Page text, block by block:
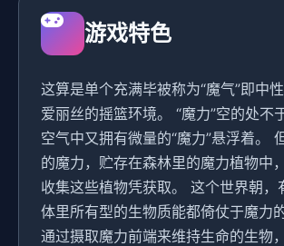
游戏特色
这算是单个充满毕被称为“魔气”即中
爱丽丝的摇篮环境。 “魔力”空的处不
空气中又拥有微量的“魔力”悬浮着。
的魔力，贮存在森林里的魔力植物中
收集这些植物凭获取。 这个世界朝，
体里所有型的生物质能都倚仗于魔力
通过摄取魔力前端来维持生命的生物